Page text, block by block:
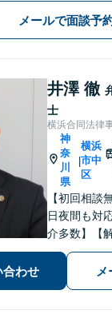
績！不貞慰
等、お任せ
上】
メールで面談予
井澤 徹
士
横浜合同法律
神
奈
川
県
|
横浜
市中
区
【初回相談
日夜間も対
介多数】【
債務整理、
応。迅速な
めます。
合わせ